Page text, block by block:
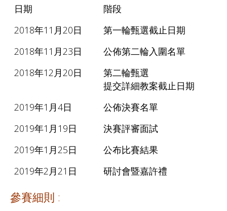
日期
階段
2018年11月20日
第一輪甄選截止日期
2018年11月23日
公佈第二輪入圍名單
2018年12月20日
第二輪甄選
提交詳細教案截止日期
2019年1月4日
公佈決賽名單
2019年1月19日
決賽評審面試
2019年1月25日
公布比賽結果
2019年2月21日
研討會暨嘉許禮
參賽細則 :